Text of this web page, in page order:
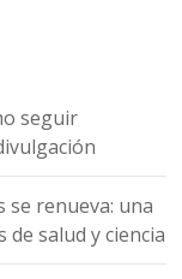
seguir
se renueva: una
salud y ciencia